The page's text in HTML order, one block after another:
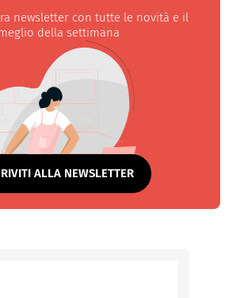
newsletter con tutte le novità e il
della settimana
ALLA NEWSLETTER